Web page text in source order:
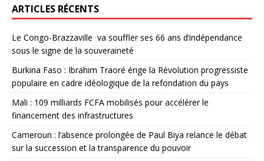
ARTICLES RÉCENTS
Le Congo-Brazzaville va souffler ses 66 ans d’indépendance
sous le signe de la souveraineté
Burkina Faso : Ibrahim Traoré érige la Révolution progressiste
populaire en cadre idéologique de la refondation du pays
Mali : 109 milliards FCFA mobilisés pour accélérer le
financement des infrastructures
Cameroun : l’absence prolongée de Paul Biya relance le débat
sur la succession et la transparence du pouvoir